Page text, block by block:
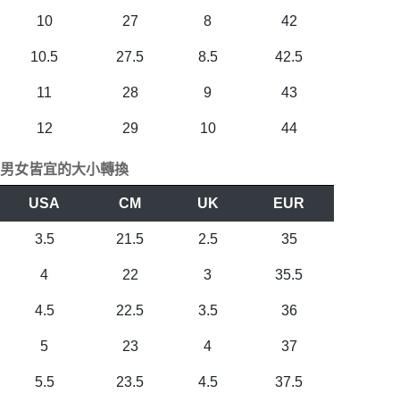
10 27 8 42
10.5 27.5 8.5 42.5
11 28 9 43
12 29 10 44
男女皆宜的大小轉換
USA CM UK EUR
3.5 21.5 2.5 35
4 22 3 35.5
4.5 22.5 3.5 36
5 23 4 37
5.5 23.5 4.5 37.5